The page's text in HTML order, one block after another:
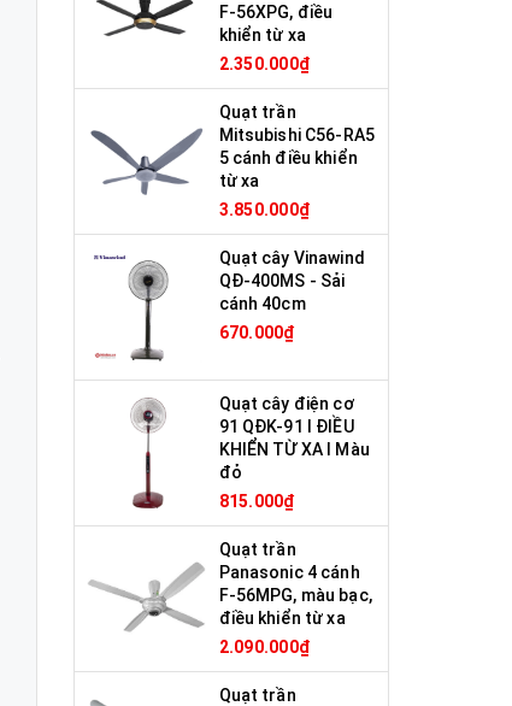
F-56XPG, điều
khiển từ xa
2.350.000₫
Quạt trần
Mitsubishi C56-RA5
5 cánh điều khiển
từ xa
3.850.000₫
Quạt cây Vinawind
QĐ-400MS - Sải
cánh 40cm
670.000₫
Quạt cây điện cơ
91 QĐK-91 I ĐIỀU
KHIỂN TỪ XA I Màu
đỏ
815.000₫
Quạt trần
Panasonic 4 cánh
F-56MPG, màu bạc,
điều khiển từ xa
2.090.000₫
Quạt trần